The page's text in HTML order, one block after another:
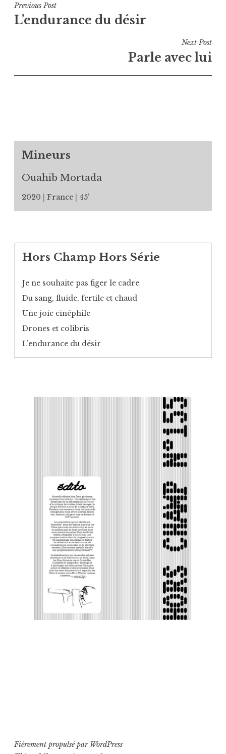
Navigation
de
Previous Post
L’endurance du désir
Next Post
Parle avec lui
Mineurs
Ouahib Mortada
2020 France 45’
Hors Champ Hors Série
Je ne souhaite pas figer le cadre
Du sang, fluide, fertile et chaud
Une joie cinéphile
Drones et colibris
L’endurance du désir
Fièrement propulsé par WordPress